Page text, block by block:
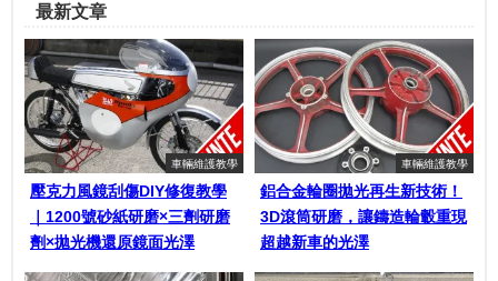
最新文章
車輛維護教學
壓克力風鏡刮傷DIY修復教學
｜1200號砂紙研磨×三劑研磨
劑×拋光機還原鏡面光澤
車輛維護教學
鋁合金輪圈拋光再生新技術！
3D滾筒研磨，讓鑄造輪轂重現
超越新車的光澤